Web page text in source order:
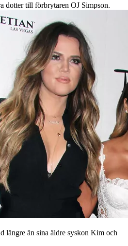
dotter till förbrytaren OJ Simpson.
längre än sina äldre syskon Kim och